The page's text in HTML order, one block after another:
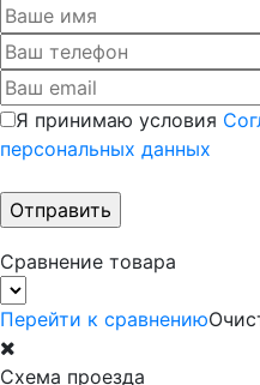
Я принимаю условия
персональных данных
Сравнение товара
Перейти к сравнению
Схема проезда